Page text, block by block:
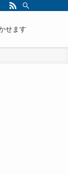
せます